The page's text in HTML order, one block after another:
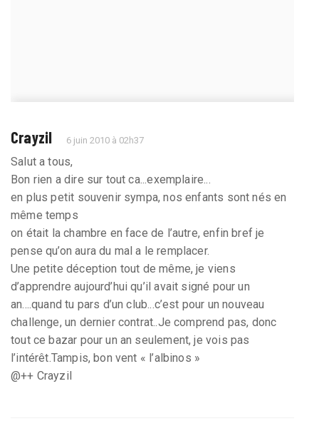
Crayzil 6 juin 2010 à 02h37
Salut a tous,
Bon rien a dire sur tout ca...exemplaire...
en plus petit souvenir sympa, nos enfants sont nés en
même temps
on était la chambre en face de l’autre, enfin bref je
pense qu’on aura du mal a le remplacer.
Une petite déception tout de même, je viens
d’apprendre aujourd’hui qu’il avait signé pour un
an....quand tu pars d’un club...c’est pour un nouveau
challenge, un dernier contrat..Je comprend pas, donc
tout ce bazar pour un an seulement, je vois pas
l’intérêt.Tampis, bon vent « l’albinos »
@++ Crayzil